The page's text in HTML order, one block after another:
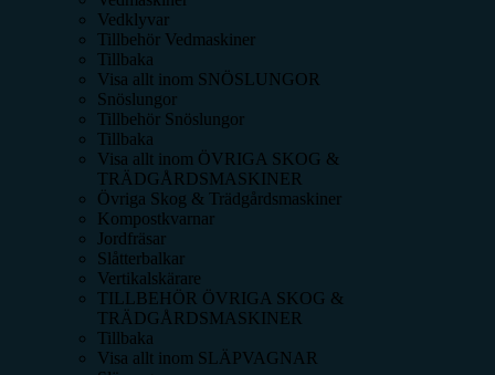
Vedklyvar
Tillbehör Vedmaskiner
Tillbaka
Visa allt inom SNÖSLUNGOR
Snöslungor
Tillbehör Snöslungor
Tillbaka
Visa allt inom ÖVRIGA SKOG &
TRÄDGÅRDSMASKINER
Övriga Skog & Trädgårdsmaskiner
Kompostkvarnar
Jordfräsar
Slåtterbalkar
Vertikalskärare
TILLBEHÖR ÖVRIGA SKOG &
TRÄDGÅRDSMASKINER
Tillbaka
Visa allt inom SLÄPVAGNAR